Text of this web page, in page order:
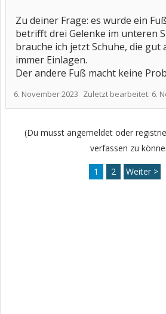
Zu deiner Frage: es wurde ein
betrifft drei Gelenke im unteren
brauche ich jetzt Schuhe, die
immer Einlagen.
Der andere Fuß macht keine
6. November 2023 Zuletzt bearbeitet: 6.
(Du musst angemeldet oder
verfassen zu
1 2 Weiter >